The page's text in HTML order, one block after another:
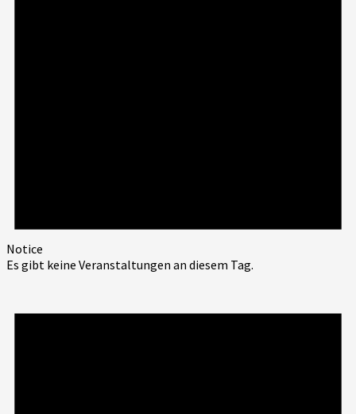
Notice
Es gibt keine Veranstaltungen an diesem Tag.